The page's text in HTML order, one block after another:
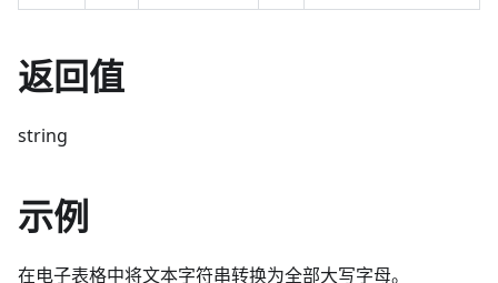
返回值
string
示例
在电子表格中将文本字符串转换为全部大写字母。